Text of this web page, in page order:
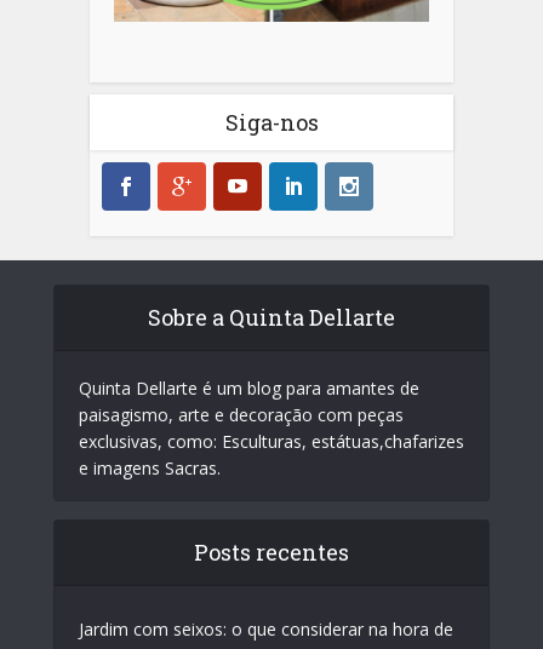
Siga-nos
Sobre a Quinta Dellarte
Quinta Dellarte é um blog para amantes de
paisagismo, arte e decoração com peças
exclusivas, como: Esculturas, estátuas,chafarizes
e imagens Sacras.
Posts recentes
Jardim com seixos: o que considerar na hora de